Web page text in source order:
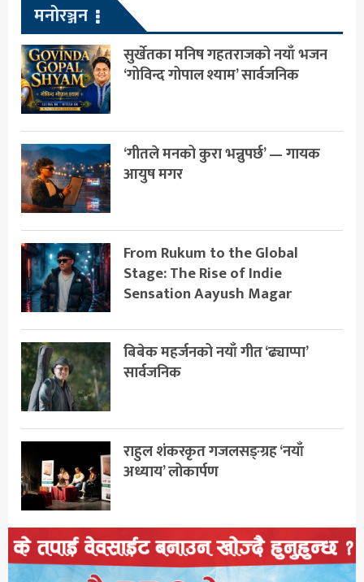
मनोरञ्जन
सुर्खेतका मनिष गहतराजको नयाँ भजन
‘गोविन्द गोपाल श्याम’ सार्वजनिक
‘गीतले मनको कुरा भन्नुपर्छ’ — गायक
आयुष मगर
From Rukum to the Global
Stage: The Rise of Indie
Sensation Aayush Magar
बिबेक महर्जनको नयाँ गीत ‘ढ्याप्पा’
सार्वजनिक
राहुल शंकरकृत गजलसङ्ग्रह ‘नयाँ
अध्याय’ लोकार्पण